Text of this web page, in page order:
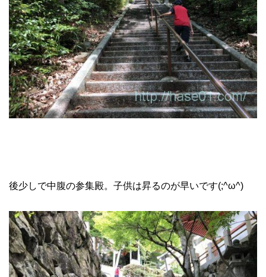
後少しで中腹の参集殿。子供は昇るのが早いです(;^ω^)